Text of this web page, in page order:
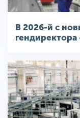
В 2026-й с